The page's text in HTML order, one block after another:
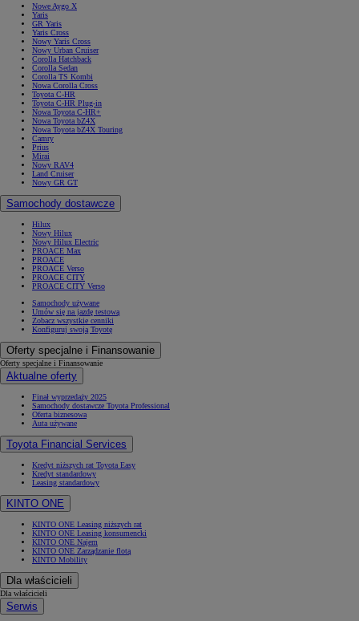
Nowe Aygo X
Yaris
GR Yaris
Yaris Cross
Nowy Yaris Cross
Nowy Urban Cruiser
Corolla Hatchback
Corolla Sedan
Corolla TS Kombi
Nowa Corolla Cross
Toyota C-HR
Toyota C-HR Plug-in
Nowa Toyota C-HR+
Nowa Toyota bZ4X
Nowa Toyota bZ4X Touring
Camry
Prius
Mirai
Nowy RAV4
Land Cruiser
Nowy GR GT
Samochody dostawcze
Hilux
Nowy Hilux
Nowy Hilux Electric
PROACE Max
PROACE
PROACE Verso
PROACE CITY
PROACE CITY Verso
Samochody używane
Umów się na jazdę testową
Zobacz wszystkie cenniki
Konfiguruj swoją Toyotę
Oferty specjalne i Finansowanie
Oferty specjalne i Finansowanie
Aktualne oferty
Finał wyprzedaży 2025
Samochody dostawcze Toyota Professional
Oferta biznesowa
Auta używane
Toyota Financial Services
Kredyt niższych rat Toyota Easy
Kredyt standardowy
Leasing standardowy
KINTO ONE
KINTO ONE Leasing niższych rat
KINTO ONE Leasing konsumencki
KINTO ONE Najem
KINTO ONE Zarządzanie flotą
KINTO Mobility
Dla właścicieli
Dla właścicieli
Serwis